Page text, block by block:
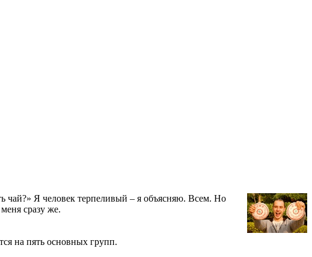
чай?» Я человек терпеливый – я объясняю. Всем. Но
сразу же.
на пять основных групп.